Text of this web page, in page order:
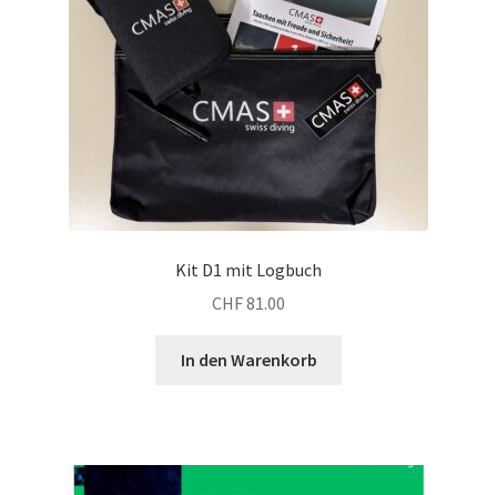
Kit D1 mit Logbuch
CHF81.00
In den Warenkorb